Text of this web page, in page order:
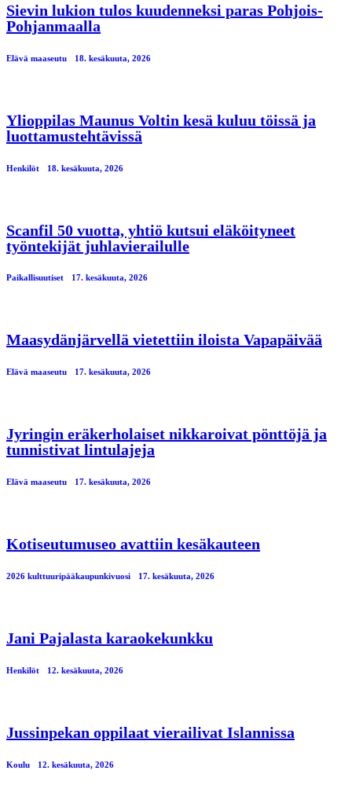
Sievin lukion tulos kuudenneksi paras Pohjois-
Pohjanmaalla
Elävä maaseutu 18. kesäkuuta, 2026
Ylioppilas Maunus Voltin kesä kuluu töissä ja
luottamustehtävissä
Henkilöt 18. kesäkuuta, 2026
Scanfil 50 vuotta, yhtiö kutsui eläköityneet
työntekijät juhlavierailulle
Paikallisuutiset 17. kesäkuuta, 2026
Maasydänjärvellä vietettiin iloista Vapapäivää
Elävä maaseutu 17. kesäkuuta, 2026
Jyringin eräkerholaiset nikkaroivat pönttöjä ja
tunnistivat lintulajeja
Elävä maaseutu 17. kesäkuuta, 2026
Kotiseutumuseo avattiin kesäkauteen
2026 kulttuuripääkaupunkivuosi 17. kesäkuuta, 2026
Jani Pajalasta karaokekunkku
Henkilöt 12. kesäkuuta, 2026
Jussinpekan oppilaat vierailivat Islannissa
Koulu 12. kesäkuuta, 2026